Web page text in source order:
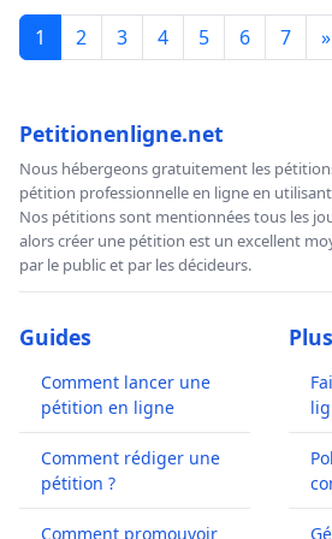
1 2 3 4 5 6 7 »
Petitionenligne.net
Nous hébergeons gratuitement les
pétition professionnelle en ligne en
Nos pétitions sont mentionnées tous les
alors créer une pétition est un excellent
par le public et par les décideurs.
Guides
Comment lancer une
pétition en ligne
Comment rédiger une
pétition ?
Comment promouvoir
Plus